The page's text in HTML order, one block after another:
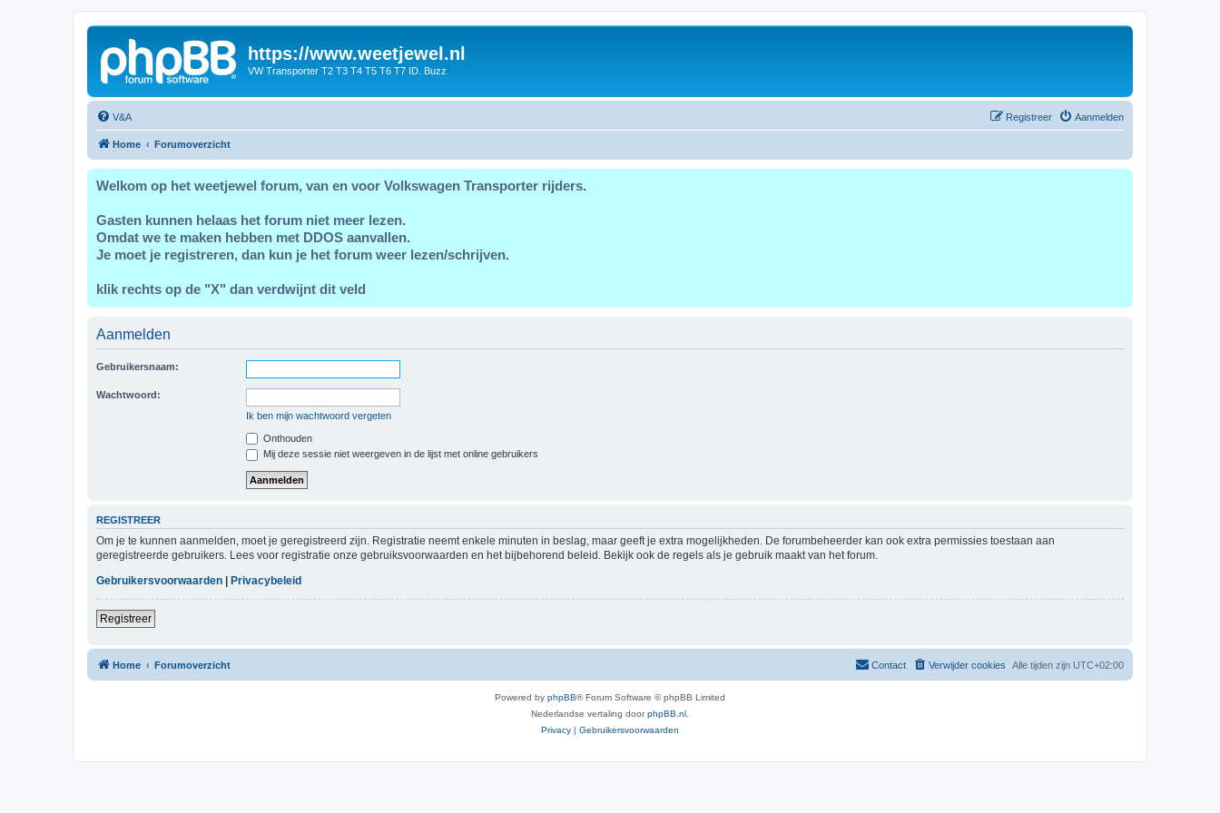
https://www.weetjewel.nl
VW Transporter T2 T3 T4 T5 T6 T7 ID. Buzz
V&A Aanmelden
Registreer
Home Forumoverzicht
Welkom op het weetjewel forum, van en voor Volkswagen Transporter rijders.
Gasten kunnen helaas het forum niet meer lezen.
Omdat we te maken hebben met DDOS aanvallen.
Je moet je registreren, dan kun je het forum weer lezen/schrijven.
klik rechts op de "X" dan verdwijnt dit veld
Aanmelden
Gebruikersnaam:
Wachtwoord:
Ik ben mijn wachtwoord vergeten
Onthouden
Mij deze sessie niet weergeven in de lijst met online gebruikers
REGISTREER
Om je te kunnen aanmelden, moet je geregistreerd zijn. Registratie neemt enkele minuten in beslag, maar geeft je extra mogelijkheden. De forumbeheerder kan ook extra permissies toestaan aan
geregistreerde gebruikers. Lees voor registratie onze gebruiksvoorwaarden en het bijbehorend beleid. Bekijk ook de regels als je gebruik maakt van het forum.
Gebruikersvoorwaarden
Privacybeleid
Registreer
Home Forumoverzicht Alle tijden zijn UTC+02:00
Verwijder cookies
Contact
Powered by phpBB® Forum Software © phpBB Limited
Nederlandse vertaling doorphpBB.nl.
Privacy | Gebruikersvoorwaarden